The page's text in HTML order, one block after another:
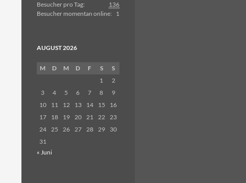
136
Besucher pro Tag:
1
Besucher momentan online:
AUGUST 2026
M D M D F S
S
1
2
3
4 5 6 7 8
9
10
11 12 13 14 15
16
17
18 19 20 21 22
23
24
25 26 27 28 29
30
31
« Juni